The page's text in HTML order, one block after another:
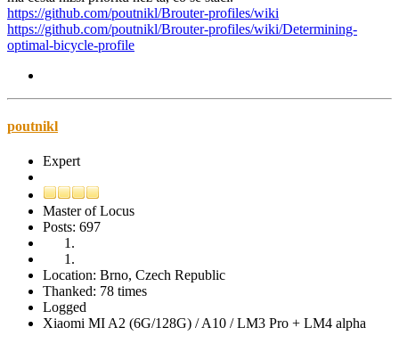
https://github.com/poutnikl/Brouter-profiles/wiki
https://github.com/poutnikl/Brouter-profiles/wiki/Determining-
optimal-bicycle-profile
poutnikl
Expert
Master of Locus
Posts: 697
Location: Brno, Czech Republic
Thanked: 78 times
Logged
Xiaomi MI A2 (6G/128G) / A10 / LM3 Pro + LM4 alpha